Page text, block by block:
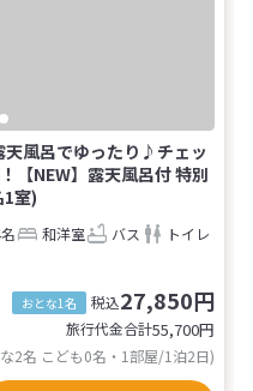
風呂でゆったり♪チェッ
【NEW】露天風呂付 特別
室)
和洋室 バス
トイレ
おとな1名 税込27,850円
旅行代金合計55,700円
2名 こども0名・1部屋/1泊2日)